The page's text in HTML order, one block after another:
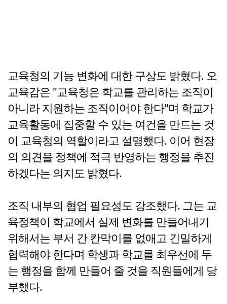
교육청의 기능 변화에 대한 구상도 밝혔다. 오
교육감은 "교육청은 학교를 관리하는 조직이
아니라 지원하는 조직이어야 한다"며 학교가
교육활동에 집중할 수 있는 여건을 만드는 것
이 교육청의 역할이라고 설명했다. 이어 현장
의 의견을 정책에 적극 반영하는 행정을 추진
하겠다는 의지도 밝혔다.
조직 내부의 협업 필요성도 강조했다. 그는 교
육정책이 학교에서 실제 변화를 만들어내기
위해서는 부서 간 칸막이를 없애고 긴밀하게
협력해야 한다며 학생과 학교를 최우선에 두
는 행정을 함께 만들어 줄 것을 직원들에게 당
부했다.